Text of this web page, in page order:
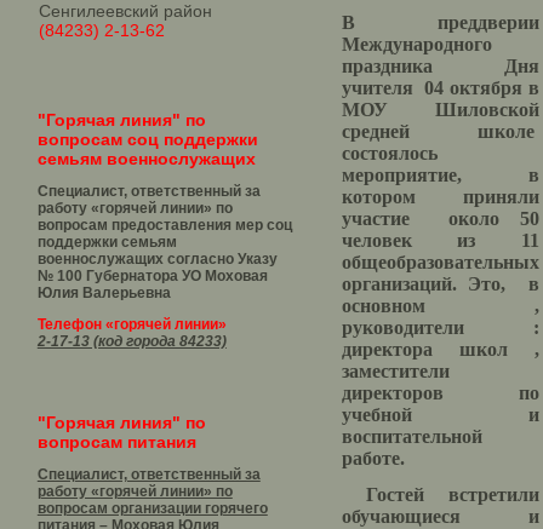
Сенгилеевский район
(84233) 2-13-62
"Горячая линия" по
вопросам соц поддержки
семьям военнослужащих
Специалист, ответственный за
работу «горячей линии» по
вопросам предоставления мер соц
поддержки семьям
военнослужащих согласно Указу
№ 100 Губернатора УОМоховая
Юлия Валерьевна
Телефон «горячей линии»
2-17-13 (код города 84233)
"Горячая линия" по
вопросам питания
Специалист, ответственный за
работу «горячей линии» по
вопросам организации горячего
питания – Моховая Юлия
В преддверии
Международного
праздника Дня
учителя 04 октября в
МОУ Шиловской
средней школе
состоялось
мероприятие, в
котором приняли
участие около 50
человек из 11
общеобразовательных
организаций. Это, в
основном ,
руководители :
директора школ ,
заместители
директоров по
учебной и
воспитательной
работе.
Гостей встретили
обучающиеся и